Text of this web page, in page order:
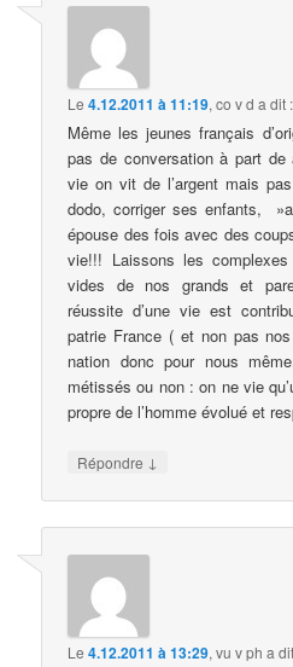
Le4.12.2011 à 11:19,co v d a dit :
Même les jeunes français
pas de conversation à part
vie on vit de l’argent mais
dodo, corriger ses enfants,
épouse des fois avec des
vie!!! Laissons les
vides de nos grands et
réussite d’une vie est
patrie France ( et non pas
nation donc pour nous
métissés ou non : on ne vie
propre de l’homme évolué et
Répondre ↓
Le4.12.2011 à 13:29,vu v ph a